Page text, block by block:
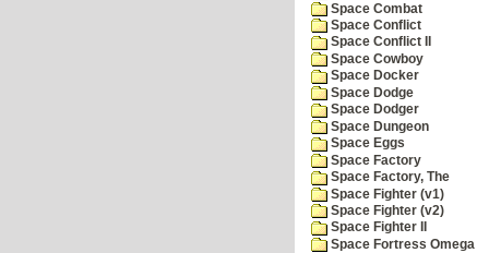
Space Combat
Space Conflict
Space Conflict II
Space Cowboy
Space Docker
Space Dodge
Space Dodger
Space Dungeon
Space Eggs
Space Factory
Space Factory, The
Space Fighter (v1)
Space Fighter (v2)
Space Fighter II
Space Fortress Omega